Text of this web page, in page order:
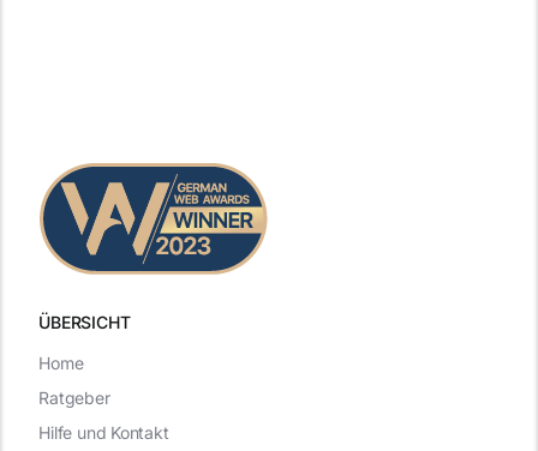
ÜBERSICHT
Home
Ratgeber
Hilfe und Kontakt